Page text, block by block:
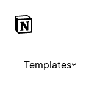
Templates